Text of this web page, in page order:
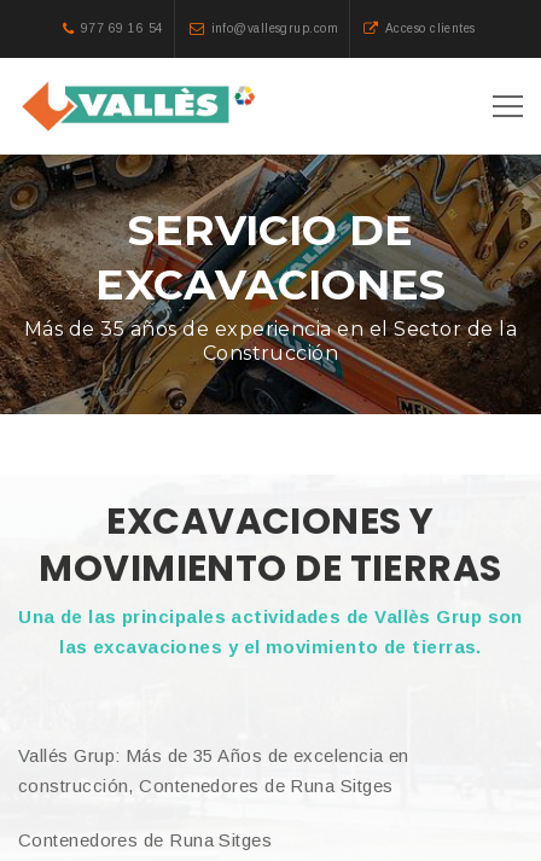
977 69 16 54 info@vallesgrup.com Acceso clientes
SERVICIO DE
EXCAVACIONES
Más de 35 años de experiencia en el Sector de la
Construcción
EXCAVACIONES Y
MOVIMIENTO DE TIERRAS
Una de las principales actividades de Vallès Grup son
las excavaciones y el movimiento de tierras.
Vallés Grup: Más de 35 Años de excelencia en
construcción, Contenedores de Runa Sitges
Contenedores de Runa Sitges